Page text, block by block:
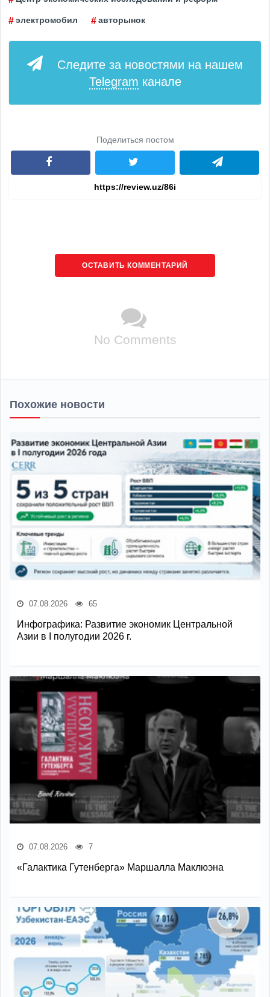
электромобил авторынок
Следите за новостями на нашем
Telegram канале
Поделиться постом
ОСТАВИТЬ КОММЕНТАРИЙ
No Comments
Похожие новости
07.08.2026 65
Инфографика: Развитие экономик Центральной
Азии в I полугодии 2026 г.
07.08.2026 7
«Галактика Гутенберга» Маршалла Маклюэна